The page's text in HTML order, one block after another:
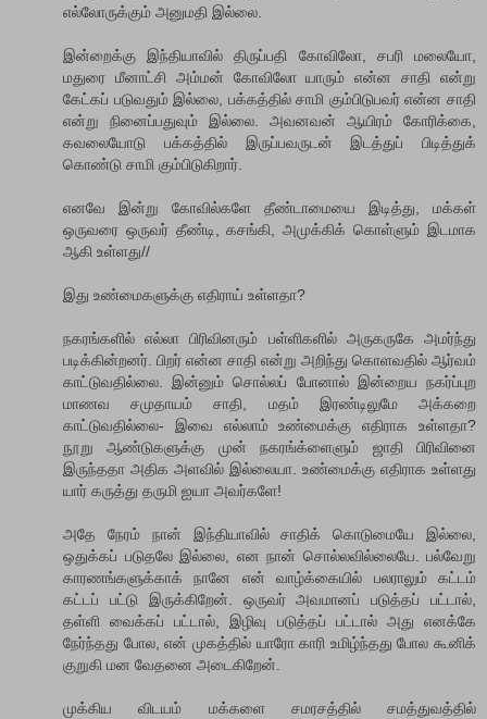
எல்லோருக்கும் அனுமதி இல்லை.
இன்றைக்கு இந்தியாவில் திருப்பதி கோவிலோ, சபரி மலையோ,
மதுரை மீனாட்சி அம்மன் கோவிலோ யாரும் என்ன சாதி என்று
கேட்கப் படுவதும் இல்லை, பக்கத்தில் சாமி கும்பிடுபவர் என்ன சாதி
என்று நினைப்பதுவும் இல்லை. அவனவன் ஆயிரம் கோரிக்கை,
கவலையோடு பக்கத்தில் இருப்பவருடன் இடத்துப் பிடித்துக்
கொண்டு சாமி கும்பிடுகிறார்.
எனவே இன்று கோவில்களே தீண்டாமையை இடித்து, மக்கள்
ஒருவரை ஒருவர் தீண்டி, கசங்கி, அமுக்கிக் கொள்ளும் இடமாக
ஆகி உள்ளது//
இது உண்மைகளுக்கு எதிராய் உள்ளதா?
நகரங்களில் எல்லா பிரிவினரும் பள்ளிகளில் அருகருகே அமர்ந்து
படிக்கின்றனர். பிறர் என்ன சாதி என்று அறிந்து கொளவதில் ஆர்வம்
காட்டுவதில்லை. இன்னும் சொல்லப் போனால் இன்றைய நகர்ப்புற
மாணவ சமுதாயம் சாதி, மதம் இரண்டிலுமே அக்கறை
காட்டுவதில்லை- இவை எல்லாம் உண்மைக்கு எதிராக உள்ளதா?
நூறு ஆண்டுகளுக்கு முன் நகரங்க்ளைளும் ஜாதி பிரிவினை
இருந்ததா அதிக அளவில் இல்லையா. உண்மைக்கு எதிராக உள்ளது
யார் கருத்து தருமி ஐயா அவர்களே!
அதே நேரம் நான் இந்தியாவில் சாதிக் கொடுமையே இல்லை,
ஒதுக்கப் படுதலே இல்லை, என நான் சொல்லவில்லையே. பல்வேறு
காரணங்களுக்காக் நானே என் வாழ்க்கையில் பலராலும் கட்டம்
கட்டப் பட்டு இருக்கிறேன். ஒருவர் அவமானப் படுத்தப் பட்டால்,
தள்ளி வைக்கப் பட்டால், இழிவு படுத்தப் பட்டால் அது எனக்கே
நேர்ந்தது போல, என் முகத்தில் யாரோ காரி உமிழ்ந்தது போல கூனிக்
குறுகி மன வேதனை அடைகிறேன்.
முக்கிய விடயம் மக்களை சமரசத்தில் சமத்துவத்தில்